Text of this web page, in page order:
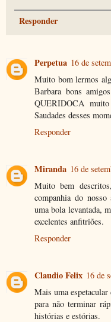
Responder
Perpetua 16 de
Muito bom lermos
Barbara bons
QUERIDOCA
Saudades desses
Responder
Miranda 16 de
Muito bem
companhia do
uma bola levantada,
excelentes anfitriões.
Responder
Claudio Felix 16 de
Mais uma
para não terminar
histórias e estórias.